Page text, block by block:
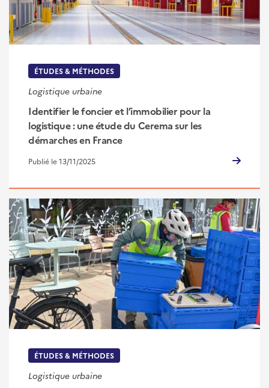
ÉTUDES & MÉTHODES
Logistique urbaine
Identifier le foncier et l’immobilier pour la
logistique : une étude du Cerema sur les
démarches en France
Publié le 13/11/2025
ÉTUDES & MÉTHODES
Logistique urbaine